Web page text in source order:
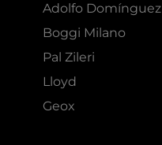
Adolfo Domínguez
Boggi Milano
Pal Zileri
Lloyd
Geox